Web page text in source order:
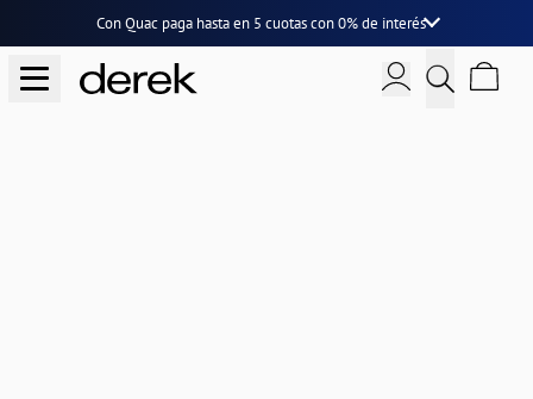
Con Quac paga hasta en 5 cuotascon0% de interés